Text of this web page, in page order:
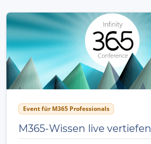
Event für M365 Professionals
M365-Wissen live vertiefen